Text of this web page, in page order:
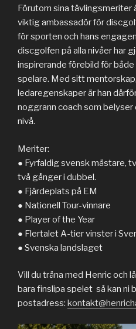
Förutom sina tävlingsmeriter
viktig ambassadör för
för sporten och hans
discgolfen på alla nivåer har
inspirerande förebild för
spelare. Med sitt
ledaregenskaper är han
noggrann coach som
nivå.
Meriter:
● Fyrfaldig svensk mästare,
två gånger i dubbel.
● Fjärdeplats på EM
● Nationell Tour-vinnare
● Player of the Year
● Flertalet A-tier vinster i
● Svenska landslaget
Vill du träna med Henric och
bara finslipa spelet så kan ni
postadress: